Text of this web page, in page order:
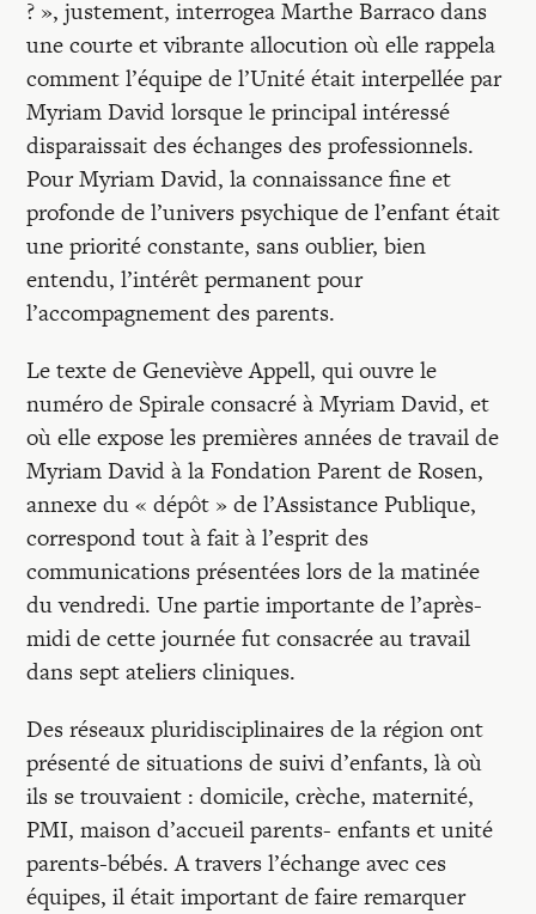
? », justement, interrogea Marthe Barraco dans
une courte et vibrante allocution où elle rappela
comment l’équipe de l’Unité était interpellée par
Myriam David lorsque le principal intéressé
disparaissait des échanges des professionnels.
Pour Myriam David, la connaissance fine et
profonde de l’univers psychique de l’enfant était
une priorité constante, sans oublier, bien
entendu, l’intérêt permanent pour
l’accompagnement des parents.
Le texte de Geneviève Appell, qui ouvre le
numéro de Spirale consacré à Myriam David, et
où elle expose les premières années de travail de
Myriam David à la Fondation Parent de Rosen,
annexe du « dépôt » de l’Assistance Publique,
correspond tout à fait à l’esprit des
communications présentées lors de la matinée
du vendredi. Une partie importante de l’après-
midi de cette journée fut consacrée au travail
dans sept ateliers cliniques.
Des réseaux pluridisciplinaires de la région ont
présenté de situations de suivi d’enfants, là où
ils se trouvaient : domicile, crèche, maternité,
PMI, maison d’accueil parents- enfants et unité
parents-bébés. A travers l’échange avec ces
équipes, il était important de faire remarquer